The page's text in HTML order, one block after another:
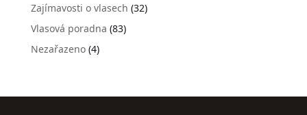
Zajímavosti o vlasech (32)
Vlasová poradna (83)
Nezařazeno(4)